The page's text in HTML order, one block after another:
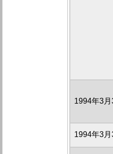
1994年3月
1994年3月